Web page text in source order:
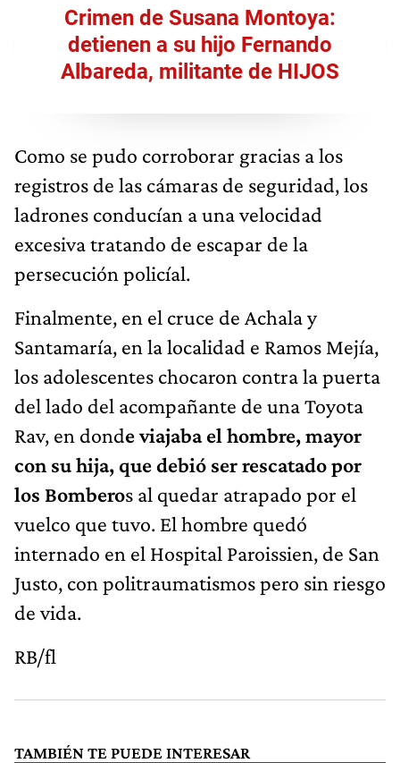
Crimen de Susana Montoya:
detienen a su hijo Fernando
Albareda, militante de HIJOS
Como se pudo corroborar gracias a los
registros de las cámaras de seguridad, los
ladrones conducían a una velocidad
excesiva tratando de escapar de la
persecución policíal.
Finalmente, en el cruce de Achala y
Santamaría, en la localidad e Ramos Mejía,
los adolescentes chocaron contra la puerta
del lado del acompañante de una Toyota
Rav, en donde viajaba el hombre, mayor
con su hija, que debió ser rescatado por
los Bomberos al quedar atrapado por el
vuelco que tuvo. El hombre quedó
internado en el Hospital Paroissien, de San
Justo, con politraumatismos pero sin riesgo
de vida.
RB/fl
TAMBIÉN TE PUEDE INTERESAR